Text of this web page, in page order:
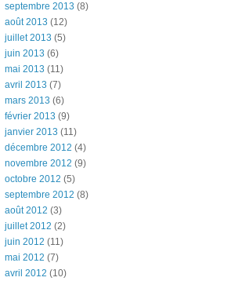
septembre 2013 (8)
août 2013 (12)
juillet 2013 (5)
juin 2013 (6)
mai 2013 (11)
avril 2013 (7)
mars 2013 (6)
février 2013 (9)
janvier 2013 (11)
décembre 2012 (4)
novembre 2012 (9)
octobre 2012 (5)
septembre 2012 (8)
août 2012 (3)
juillet 2012 (2)
juin 2012 (11)
mai 2012 (7)
avril 2012 (10)